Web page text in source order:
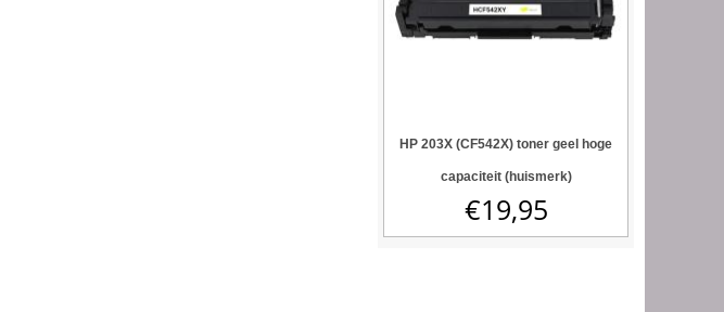
HP 203X (CF542X) toner geel hoge
capaciteit (huismerk)
€19,95